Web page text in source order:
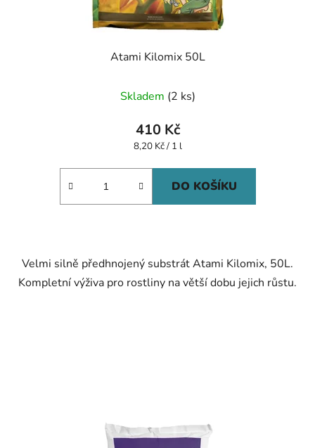
Atami Kilomix 50L
Skladem (2 ks)
410 Kč
Měrná
8,20 Kč / 1 l
DO KOŠÍKU
Velmi silně předhnojený substrát Atami Kilomix, 50L.
Kompletní výživa pro rostliny na větší dobu jejich růstu.